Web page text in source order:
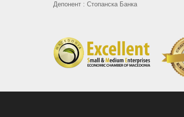
Депонент : Стопанска Банка